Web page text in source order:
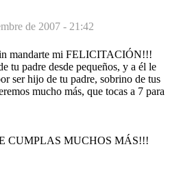
de 2007 - 21:42
mandarte mi FELICITACIÓN!!!
tu padre desde pequeños, y a él le
ser hijo de tu padre, sobrino de tus
mucho más, que tocas a 7 para
CUMPLAS MUCHOS MÁS!!!